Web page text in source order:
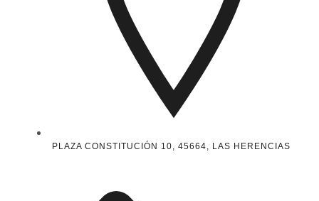
PLAZA CONSTITUCIÓN 10, 45664, LAS HERENCIAS